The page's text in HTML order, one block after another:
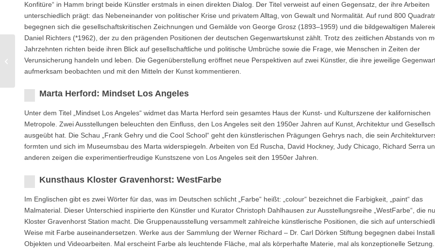
Konfitüre“ in Hamm bringt beide Künstler erstmals in einen direkten Dialog. Der Titel verweist auf einen Gegensatz, der ihre Arbeiten
unterschiedlich prägt: das Nebeneinander von politischer Krise und privatem Alltag, von Gewalt und Normalität. Auf rund 800
begegnen sich die gesellschaftskritischen Zeichnungen und Gemälde von George Grosz (1893–1959) und die bildgewaltigen
Daniel Richters (*1962), der zu den prägenden Positionen der deutschen Gegenwartskunst zählt. Trotz des zeitlichen Abstands von
Jahrzehnten richten beide ihren Blick auf gesellschaftliche und politische Umbrüche sowie die Frage, wie Menschen in Zeiten der
Verunsicherung handeln und leben. Die Gegenüberstellung eröffnet neue Perspektiven auf zwei Künstler, die ihre jeweilige
aufmerksam beobachten und mit den Mitteln der Kunst kommentieren.
Marta Herford: Mindset Los Angeles
Unter dem Titel „Mindset Los Angeles“ widmet das Marta Herford sein gesamtes Haus der Kunst- und Kulturszene der kalifornischen
Metropole. Zwei Ausstellungen beleuchten den Einfluss, den Los Angeles seit den 1950er Jahren auf Kunst, Architektur und
ausgeübt hat. Die Schau „Frank Gehry und die Cool School“ geht den künstlerischen Prägungen Gehrys nach, die sein
formten und sich im Museumsbau des Marta widerspiegeln. Arbeiten von Ed Ruscha, David Hockney, Judy Chicago, Richard Serra
anderen zeigen die experimentierfreudige Kunstszene von Los Angeles seit den 1950er Jahren.
Kunsthaus Kloster Gravenhorst: WestFarbe
Im Englischen gibt es zwei Wörter für das, was im Deutschen schlicht „Farbe“ heißt: „colour“ bezeichnet die Farbigkeit, „paint“ das
Malmaterial. Dieser Unterschied inspirierte den Künstler und Kurator Christoph Dahlhausen zur Ausstellungsreihe „WestFarbe“, die
Kloster Gravenhorst Station macht. Die Gruppenausstellung versammelt zahlreiche künstlerische Positionen, die sich auf
Weise mit Farbe auseinandersetzen. Werke aus der Sammlung der Werner Richard – Dr. Carl Dörken Stiftung begegnen dabei
Objekten und Videoarbeiten. Mal erscheint Farbe als leuchtende Fläche, mal als körperhafte Materie, mal als konzeptionelle
Kunsthalle Lingen: 40
Jahre Kunstverein
Lingen